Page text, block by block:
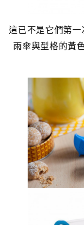
這已不是它們第
雨傘與型格的黃